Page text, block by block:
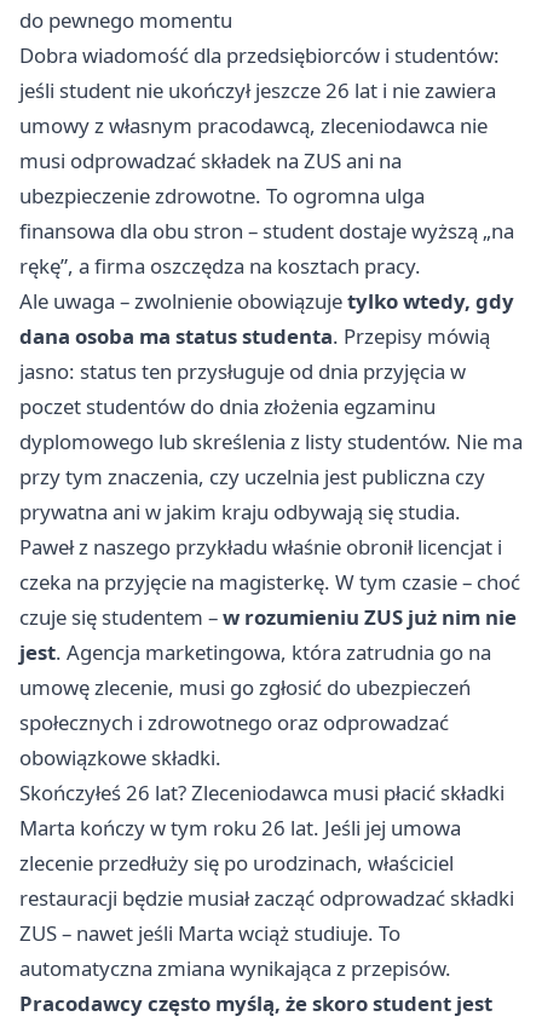
do pewnego momentu
Dobra wiadomość dla przedsiębiorców i studentów:
jeśli student nie ukończył jeszcze 26 lat i nie zawiera
umowy z własnym pracodawcą, zleceniodawca nie
musi odprowadzać składek na ZUS ani na
ubezpieczenie zdrowotne. To ogromna ulga
finansowa dla obu stron – student dostaje wyższą „na
rękę”, a firma oszczędza na kosztach pracy.
Ale uwaga – zwolnienie obowiązujetylko wtedy, gdy
dana osoba ma status studenta. Przepisy mówią
jasno: status ten przysługuje od dnia przyjęcia w
poczet studentów do dnia złożenia egzaminu
dyplomowego lub skreślenia z listy studentów. Nie ma
przy tym znaczenia, czy uczelnia jest publiczna czy
prywatna ani w jakim kraju odbywają się studia.
Paweł z naszego przykładu właśnie obronił licencjat i
czeka na przyjęcie na magisterkę. W tym czasie – choć
czuje się studentem –w rozumieniu ZUS już nim nie
jest. Agencja marketingowa, która zatrudnia go na
umowę zlecenie, musi go zgłosić do ubezpieczeń
społecznych i zdrowotnego oraz odprowadzać
obowiązkowe składki.
Skończyłeś 26 lat? Zleceniodawca musi płacić składki
Marta kończy w tym roku 26 lat. Jeśli jej umowa
zlecenie przedłuży się po urodzinach, właściciel
restauracji będzie musiał zacząć odprowadzać składki
ZUS – nawet jeśli Marta wciąż studiuje. To
automatyczna zmiana wynikająca z przepisów.
Pracodawcy często myślą, że skoro student jest